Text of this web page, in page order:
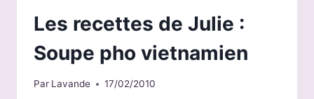
Les recettes de Julie :
Soupe pho vietnamien
Par Lavande 17/02/2010